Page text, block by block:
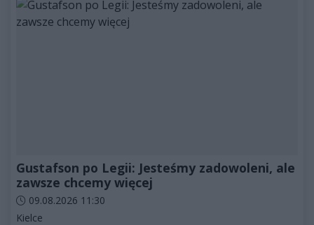
Gustafson po Legii: Jesteśmy zadowoleni, ale
zawsze chcemy więcej
Data dodania artykułu:
09.08.2026 11:30
Kategorie artykułu:
Kielce